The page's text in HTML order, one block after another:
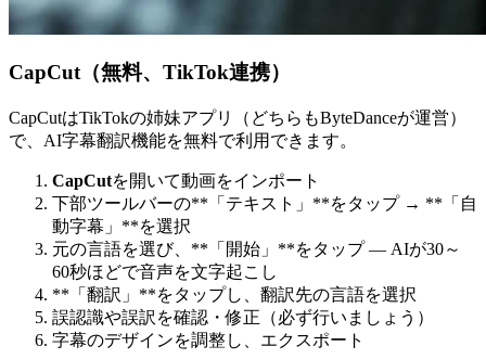
CapCut（無料、TikTok連携）
CapCutはTikTokの姉妹アプリ（どちらもByteDanceが運営）
で、AI字幕翻訳機能を無料で利用できます。
CapCutを開いて動画をインポート
下部ツールバーの**「テキスト」**をタップ → **「自
動字幕」**を選択
元の言語を選び、**「開始」**をタップ — AIが30～
60秒ほどで音声を文字起こし
**「翻訳」**をタップし、翻訳先の言語を選択
誤認識や誤訳を確認・修正（必ず行いましょう）
字幕のデザインを調整し、エクスポート